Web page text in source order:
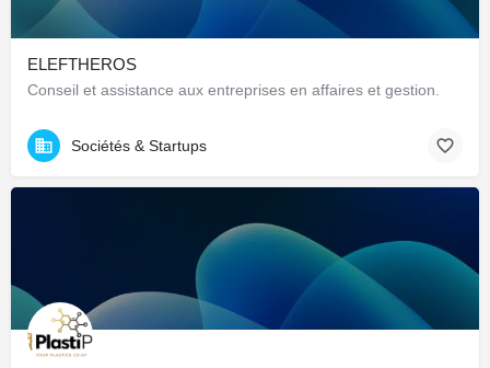
ELEFTHEROS
Conseil et assistance aux entreprises en affaires et gestion.
Sociétés & Startups